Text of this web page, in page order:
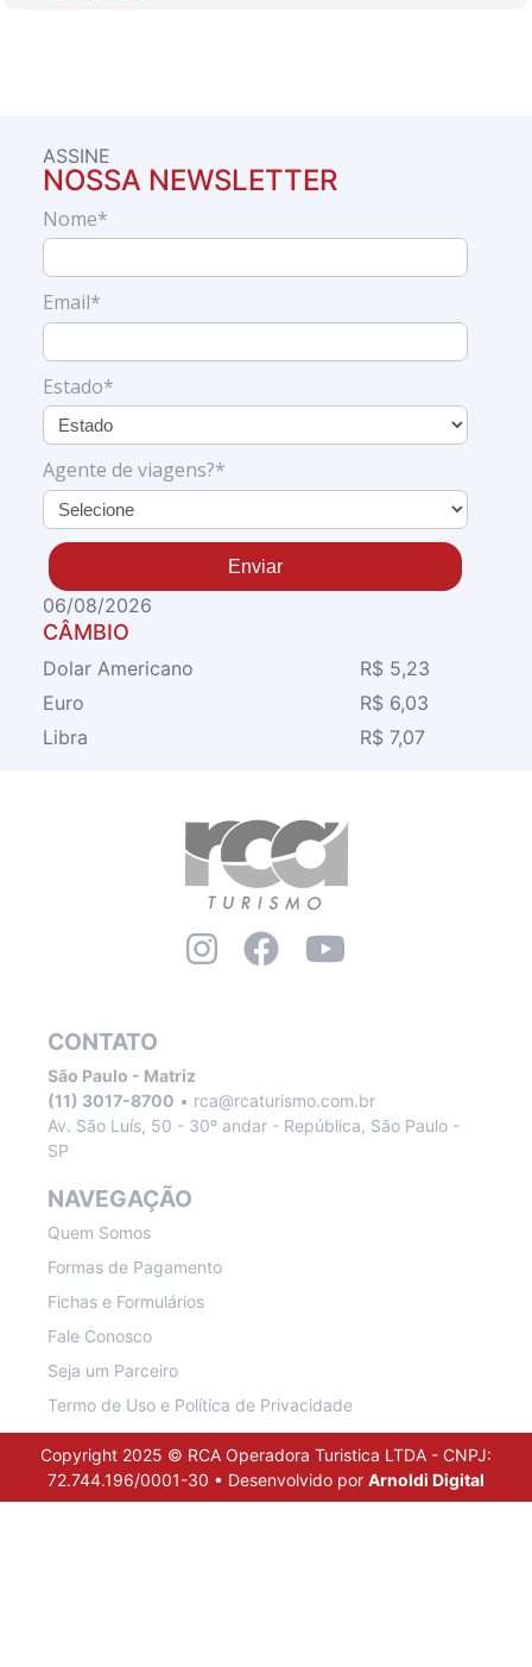
ASSINE
NOSSA NEWSLETTER
Nome*
Email*
Estado*
Agente de viagens?*
Enviar
06/08/2026
CÂMBIO
Dolar Americano
R$ 5,23
Euro
R$ 6,03
Libra
R$ 7,07
CONTATO
São Paulo - Matriz
(11) 3017-8700 • rca@rcaturismo.com.br
Av. São Luís, 50 - 30º andar - República, São Paulo -
SP
NAVEGAÇÃO
Quem Somos
Formas de Pagamento
Fichas e Formulários
Fale Conosco
Seja um Parceiro
Termo de Uso e Política de Privacidade
Copyright 2025 © RCA Operadora Turistica LTDA - CNPJ:
72.744.196/0001-30 • Desenvolvido por Arnoldi Digital